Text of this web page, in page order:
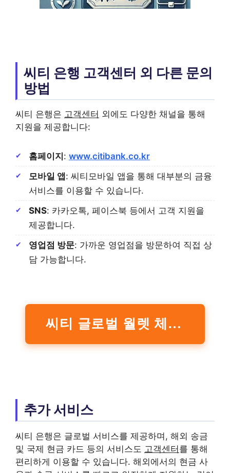
씨티 은행 고객센터 외 다른 문의
방법
씨티 은행은 고객센터 외에도 다양한 채널을 통해
지원을 제공합니다:
홈페이지 : www.citibank.co.kr
모바일 앱 : 씨티모바일 앱을 통해 대부분의 금융
서비스를 이용할 수 있습니다.
SNS: 카카오톡, 페이스북 등에서 고객 지원을
제공합니다.
영업점 방문: 가까운 영업점을 방문하여 직접 상
담 가능합니다.
씨티 글로벌 월렛 체크카드(신규 판매 중단
추가 서비스
씨티 은행은 글로벌 서비스를 제공하며, 해외 송금
및 국제 현금 카드 등의 서비스도 고객센터를 통해
편리하게 이용할 수 있습니다. 해외에서의 현금 사